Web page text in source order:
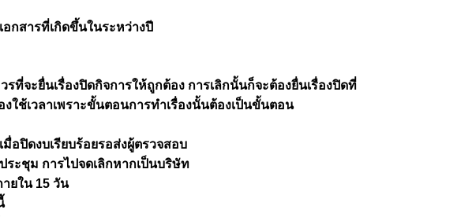
กสารที่เกิดขึ้นในระหว่างปี
จะยื่นเรื่องปิดกิจการให้ถูกต้อง การเลิกนั้นก็จะต้องยื่นเรื่องปิดที่
ช้เวลาเพราะขั้นตอนการทำเรื่องนั้นต้องเป็นขั้นตอน
อปิดงบเรียบร้อยรอส่งผู้ตรวจสอบ
ะชุม การไปจดเลิกหากเป็นบริษัท
ยใน 15 วัน